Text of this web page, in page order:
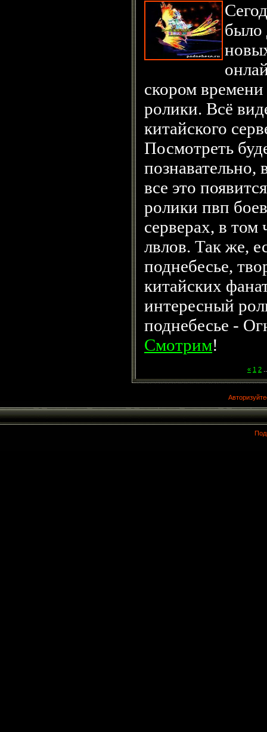
было
скором
ролики. Всё
китайского
Посмотреть
познавательно,
все это
ролики пвп
серверах, в
лвлов. Так же,
поднебесье,
китайских
интересный
поднебесье -
Смотрим!
« 1 2